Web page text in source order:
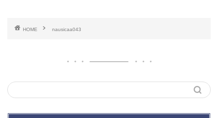
HOME nausicaa043